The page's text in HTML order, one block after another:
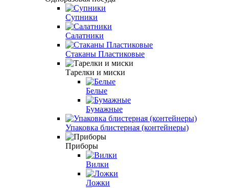
Супники
Салатники
Стаканы Пластиковые
Тарелки и миски
Белые
Бумажные
Упаковка блистерная (контейнеры)
Приборы
Вилки
Ложки